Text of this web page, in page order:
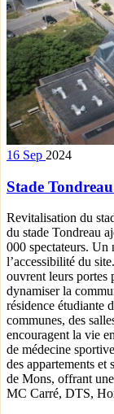
16 Sep 2024
Stade
Revitalisation du
du stade Tondreau
000 spectateurs. Un
l’accessibilité du
ouvrent leurs portes
dynamiser la
résidence étudiante
communes, des
encouragent la vie
de médecine
des appartements et
de Mons, offrant
MC Carré, DTS,